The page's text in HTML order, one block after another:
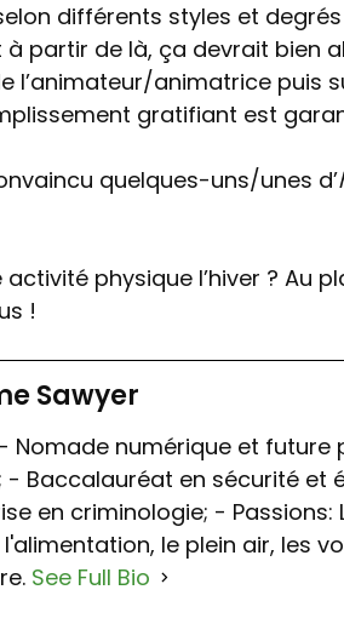
différents styles et
à partir de là, ça devrait bien
l’animateur/animatrice puis
gratifiant est
quelques-uns/unes d’
physique l’hiver ? Au
!
Sawyer
Nomade numérique et future
- Baccalauréat en sécurité et
en criminologie; -
le plein air, les
See Full Bio